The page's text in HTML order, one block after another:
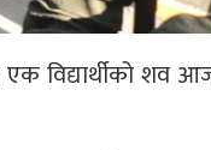
विद्यार्थीको शव